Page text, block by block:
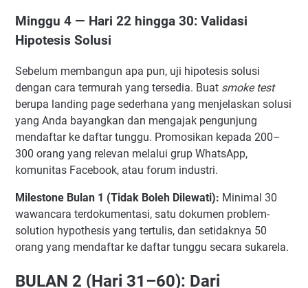
Minggu 4 — Hari 22 hingga 30: Validasi
Hipotesis Solusi
Sebelum membangun apa pun, uji hipotesis solusi
dengan cara termurah yang tersedia. Buat smoke test
berupa landing page sederhana yang menjelaskan solusi
yang Anda bayangkan dan mengajak pengunjung
mendaftar ke daftar tunggu. Promosikan kepada 200–
300 orang yang relevan melalui grup WhatsApp,
komunitas Facebook, atau forum industri.
Milestone Bulan 1 (Tidak Boleh Dilewati): Minimal 30
wawancara terdokumentasi, satu dokumen problem-
solution hypothesis yang tertulis, dan setidaknya 50
orang yang mendaftar ke daftar tunggu secara sukarela.
BULAN 2 (Hari 31–60): Dari